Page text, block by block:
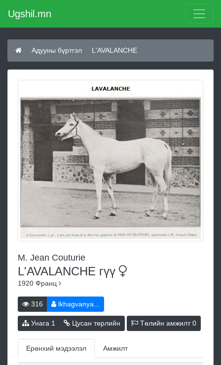
Ugshil.mn
Адууны бүртгэл L'AVALANCHE
M. Jean Couturie
L'AVALANCHE гүү
1920 Франц
316 lkhagvanya...
Унага 1 Цусан төрлийн Төлийн амжилт0
Ерөнхий мэдээлэл Амжилт